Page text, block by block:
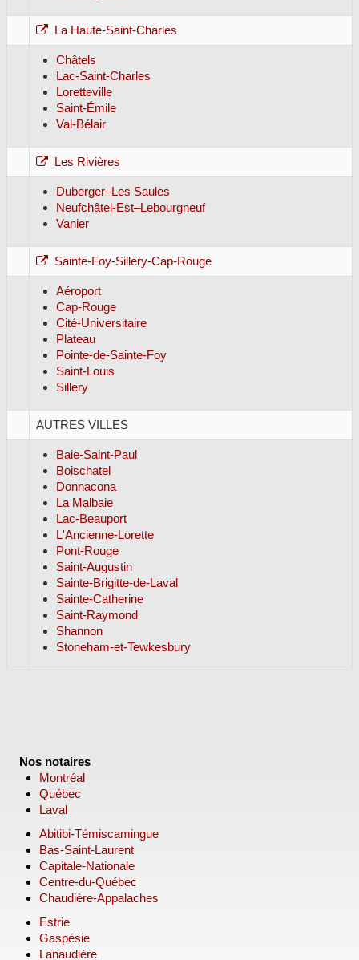
La Haute-Saint-Charles
Châtels
Lac-Saint-Charles
Loretteville
Saint-Émile
Val-Bélair
Les Rivières
Duberger–Les Saules
Neufchâtel-Est–Lebourgneuf
Vanier
Sainte-Foy-Sillery-Cap-Rouge
Aéroport
Cap-Rouge
Cité-Universitaire
Plateau
Pointe-de-Sainte-Foy
Saint-Louis
Sillery
AUTRES VILLES
Baie-Saint-Paul
Boischatel
Donnacona
La Malbaie
Lac-Beauport
L'Ancienne-Lorette
Pont-Rouge
Saint-Augustin
Sainte-Brigitte-de-Laval
Sainte-Catherine
Saint-Raymond
Shannon
Stoneham-et-Tewkesbury
Nos notaires
Montréal
Québec
Laval
Abitibi-Témiscamingue
Bas-Saint-Laurent
Capitale-Nationale
Centre-du-Québec
Chaudière-Appalaches
Estrie
Gaspésie
Lanaudière